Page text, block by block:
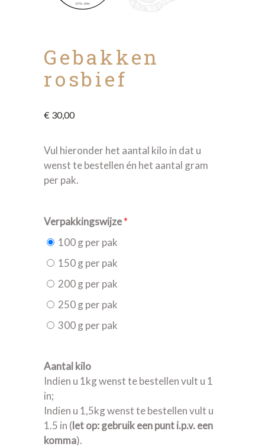
Gebakken
rosbief
€ 30,00
Vul hieronder het aantal kilo in dat u
wenst te bestellen én het aantal gram
per pak.
Verpakkingswijze*
100 g per pak
150 g per pak
200 g per pak
250 g per pak
300 g per pak
Aantal kilo
Indien u 1kg wenst te bestellen vult u 1
in;
Indien u 1,5kg wenst te bestellen vult u
1.5 in (let op: gebruik een punt i.p.v. een
komma).